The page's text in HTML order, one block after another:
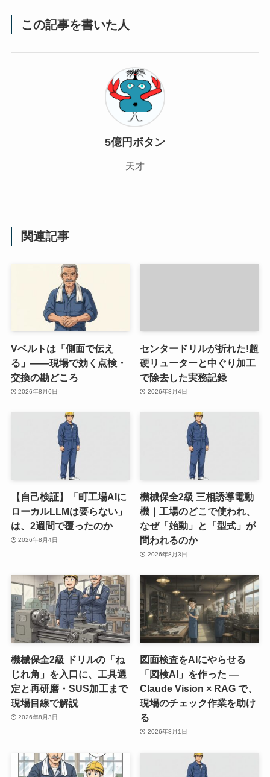
この記事を書いた人
5億円ボタン
天才
関連記事
Vベルトは「側面で伝え
る」——現場で効く点検・
交換の勘どころ
2026年8月6日
センタードリルが折れた!超
硬リューターと中ぐり加工
で除去した実務記録
2026年8月4日
【自己検証】「町工場AIに
ローカルLLMは要らない」
は、2週間で覆ったのか
2026年8月4日
機械保全2級 三相誘導電動
機｜工場のどこで使われ、
なぜ「始動」と「型式」が
問われるのか
2026年8月3日
機械保全2級 ドリルの「ね
じれ角」を入口に、工具選
定と再研磨・SUS加工まで
現場目線で解説
2026年8月3日
図面検査をAIにやらせる
「図検AI」を作った ―
Claude Vision × RAG で、
現場のチェック作業を助け
る
2026年8月1日